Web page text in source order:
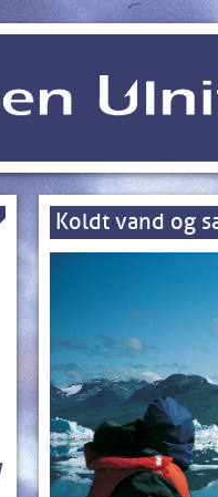
Koldt vand og